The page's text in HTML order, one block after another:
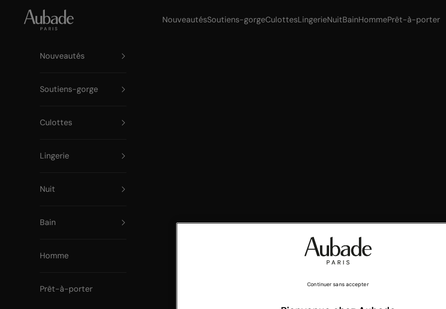
Aubade Paris
NouveautésSoutiens-gorgeCulottesLingerieNuitBainHommePrêt-à-porter
Nouveautés
Soutiens-gorge
Culottes
Lingerie
Nuit
Bain
Homme
Prêt-à-porter Continuer sans accepter